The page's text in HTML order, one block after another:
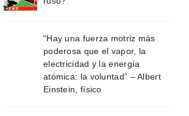
“Hay una fuerza motriz más
poderosa que el vapor, la
electricidad y la energía
atómica: la voluntad” – Albert
Einstein, físico